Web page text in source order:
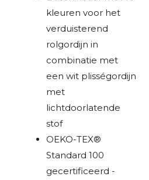
kleuren voor het
verduisterend
rolgordijn in
combinatie met
een wit plisségordijn
met
lichtdoorlatende
stof
OEKO-TEX®
Standard 100
gecertificeerd -